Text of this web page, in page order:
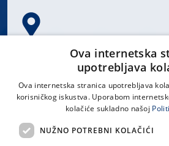
Spinčićeva 1, 21000 Split
Ova internetska
upotrebljava
Ova internetska stranica upotrebljava
korisničkog iskustva. Uporabom
kolačiće sukladno našoj
NUŽNO POTREBNI KOLAČIĆI